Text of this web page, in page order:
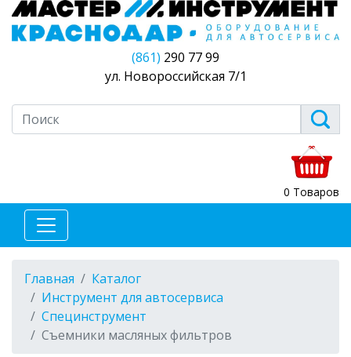
(861) 290 77 99
ул. Новороссийская 7/1
0 Товаров
Главная
Каталог
Инструмент для автосервиса
Специнструмент
Съемники масляных фильтров